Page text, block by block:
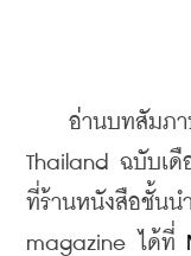
อ่านบทสัมภาษ
Thailand ฉบับเ
ที่ร้านหนังสือชั้นน
magazine ได้ที่